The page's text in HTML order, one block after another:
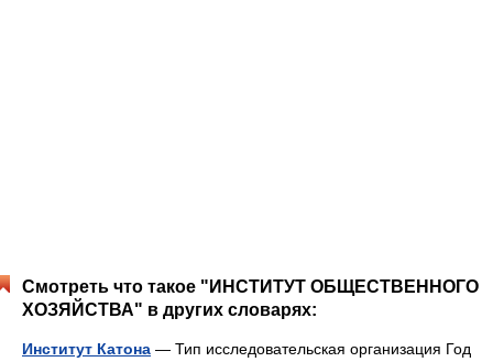
Смотреть что такое "ИНСТИТУТ ОБЩЕСТВЕННОГО
ХОЗЯЙСТВА" в других словарях:
Институт Катона — Тип исследовательская организация Год